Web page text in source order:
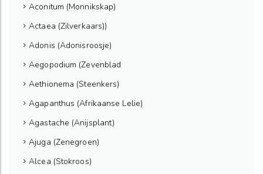
Aconitum (Monnikskap)
Actaea (Zilverkaars))
Adonis (Adonisroosje)
Aegopodium (Zevenblad
Aethionema (Steenkers)
Agapanthus (Afrikaanse Lelie)
Agastache (Anijsplant)
Ajuga (Zenegroen)
Alcea (Stokroos)